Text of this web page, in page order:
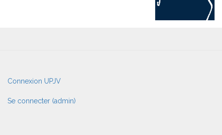
User
account
menu
Connexion UPJV
Se connecter (admin)